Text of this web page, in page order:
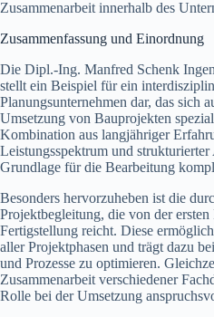
Zusammenarbeit innerhalb des
Zusammenfassung und Einordnung
Die Dipl.-Ing. Manfred Schenk
stellt ein Beispiel für ein
Planungsunternehmen dar, das sich
Umsetzung von Bauprojekten
Kombination aus langjähriger
Leistungsspektrum und
Grundlage für die Bearbeitung
Besonders hervorzuheben ist die
Projektbegleitung, die von der ersten
Fertigstellung reicht. Diese
aller Projektphasen und trägt dazu
und Prozesse zu optimieren.
Zusammenarbeit verschiedener
Rolle bei der Umsetzung